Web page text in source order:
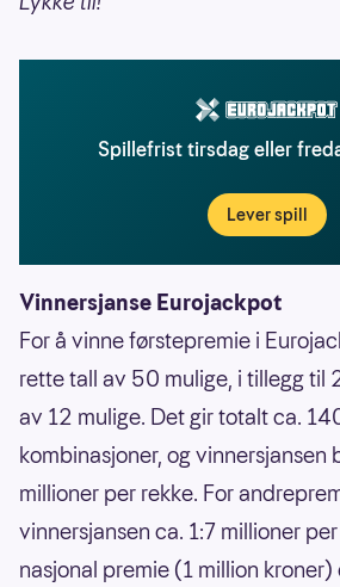
Spillefrist tirsdag eller
Lever spill
Vinnersjanse Eurojackpot
For å vinne førstepremie i
rette tall av 50 mulige, i tillegg til
av 12 mulige. Det gir totalt ca.
kombinasjoner, og vinnersjansen
millioner per rekke. For
vinnersjansen ca. 1:7 millioner
nasjonal premie (1 million kroner)